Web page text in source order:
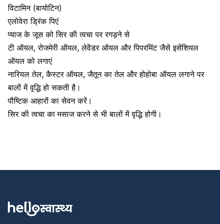
विटामिन (बायोटिन)
एलोवेरा ड्रिंक पिएं
प्याज के जूस को सिर की त्वचा पर रगड़ने से
टी ऑयल, रोजमेरी ऑयल,लेवेंडर ऑयल और पिपरमिंट जैसे इसेंशियल
ऑयल को लगाएं
नारियल तेल,कैस्टर ऑयल,जैतून का तेल और होहोबा ऑयल लगाने पर
बालों में वृद्धि हो सकती है।
पौष्टिक आहारों का सेवन करें।
सिर की त्वचा का मसाजकरने से भी बालों में वृद्धि होगी।